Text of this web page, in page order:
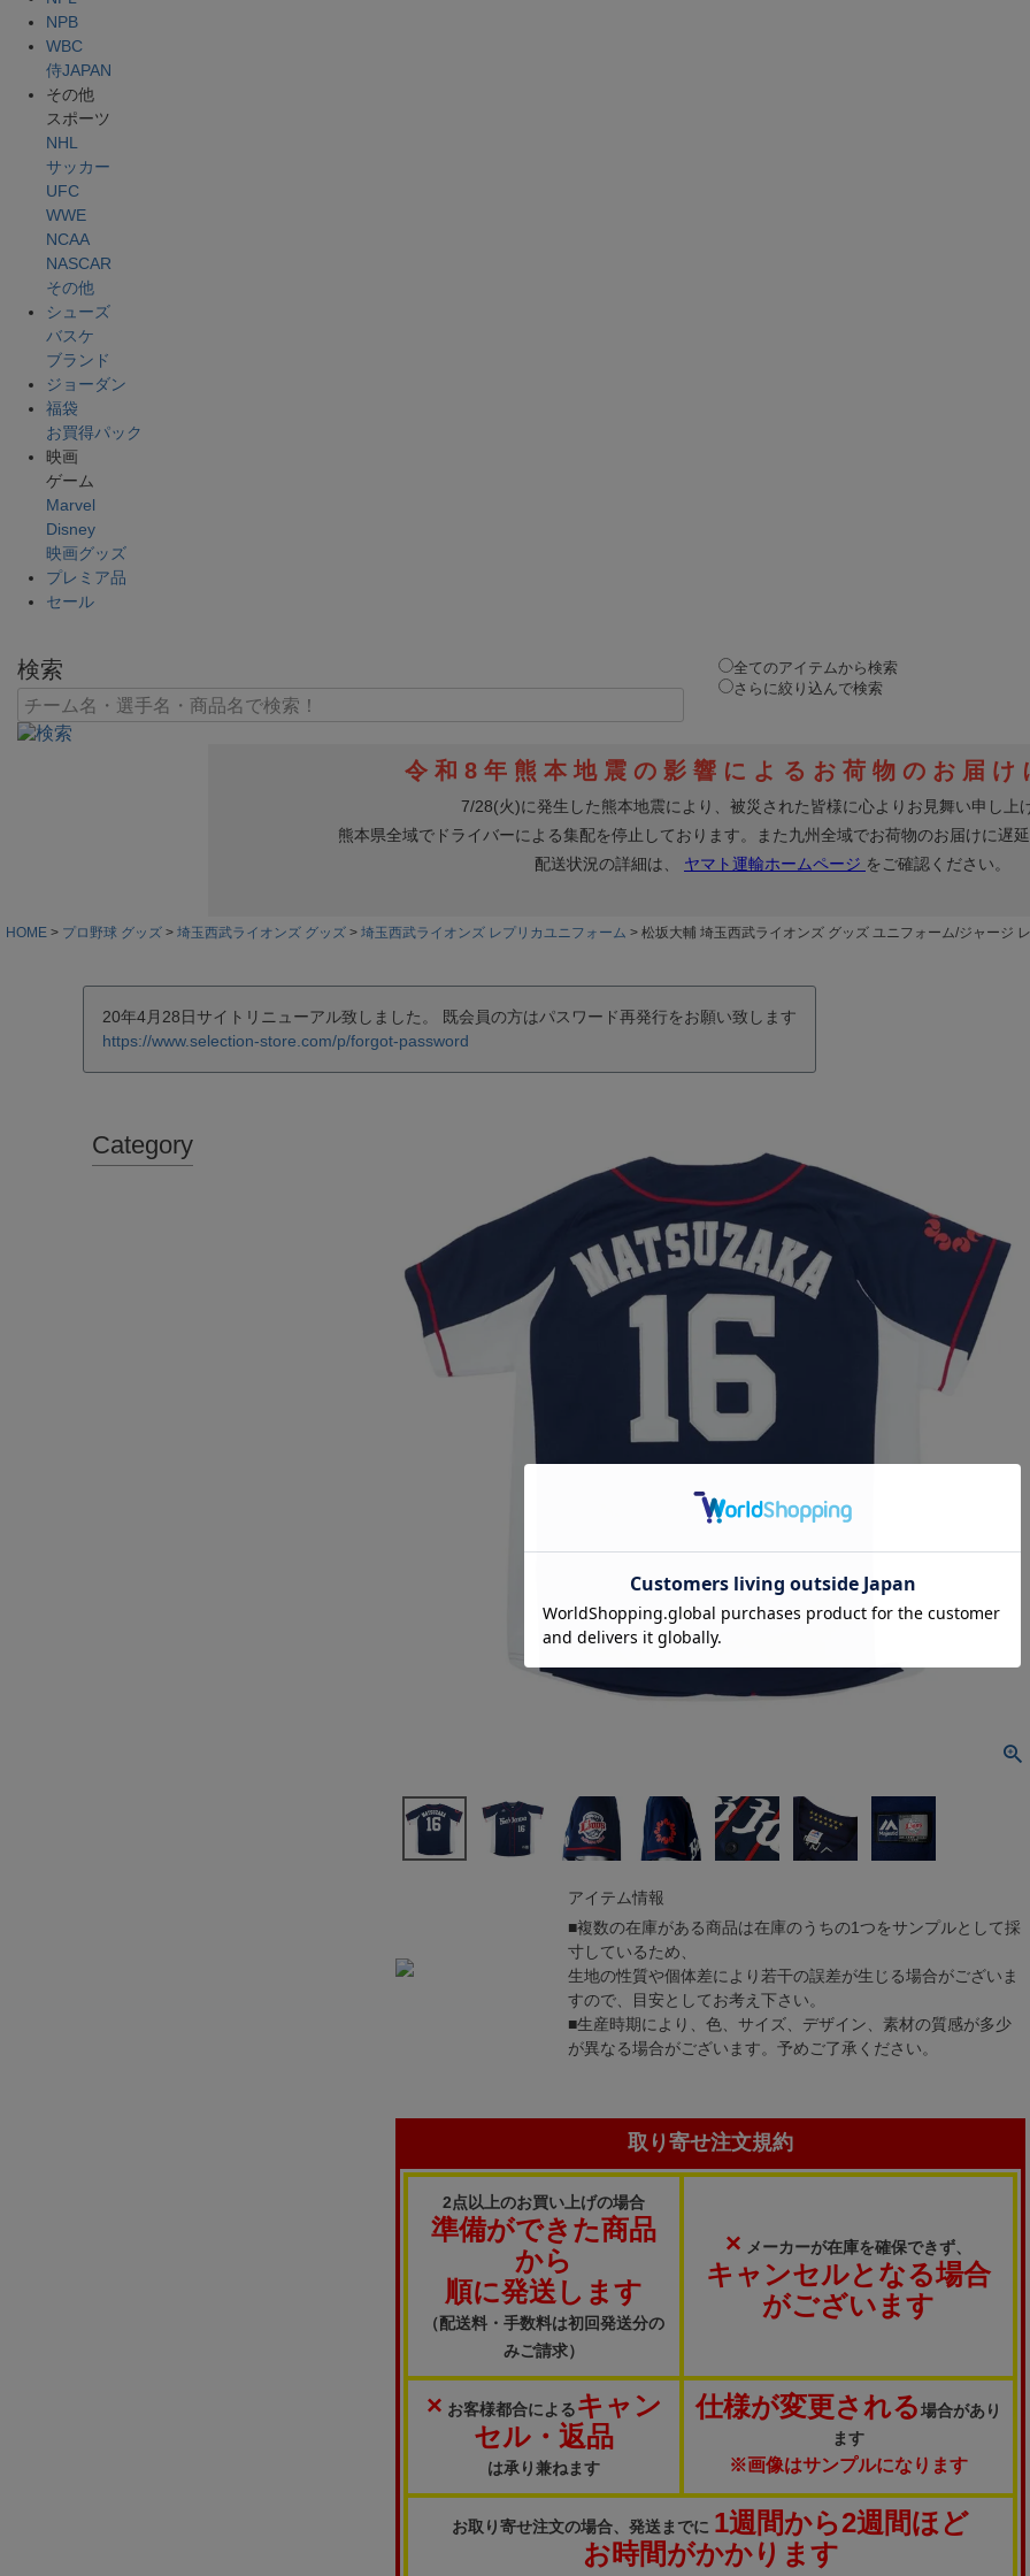
NPB
WBC
侍JAPAN
その他
スポーツ
NHL
サッカー
UFC
WWE
NCAA
NASCAR
その他
シューズ
バスケ
ブランド
ジョーダン
福袋
お買得パック
映画
ゲーム
Marvel
Disney
映画グッズ
プレミア品
セール
検索
全てのアイテムから検索
さらに絞り込んで検索
HOME プロ野球 グッズ 埼玉西武ライオンズ グッズ 埼玉西武ライオンズ レプリカユニフォーム 松坂大輔 埼玉西武ライオンズ グッズ ユニフォーム/ジャージ
20年4月28日サイトリニューアル致しました。 既会員の方はパスワード再発行をお願い致します
https://www.selection-store.com/p/forgot-password
Category
アイテム情報
■複数の在庫がある商品は在庫のうちの1つをサンプルとして採
寸しているため、
生地の性質や個体差により若干の誤差が生じる場合がございま
すので、目安としてお考え下さい。
■生産時期により、色、サイズ、デザイン、素材の質感が多少
が異なる場合がございます。予めご了承ください。
取り寄せ注文規約
2点以上のお買い上げの場合
準備ができた商品
から
順に発送します
（配送料・手数料は初回発送分の
みご請求）
× メーカーが在庫を確保できず、
キャンセルとなる場合
がございます
× お客様都合によるキャン
セル・返品
は承り兼ねます
仕様が変更される場合があり
ます
※画像はサンプルになります
お取り寄せ注文の場合、発送までに 1週間から2週間ほど
お時間がかかります